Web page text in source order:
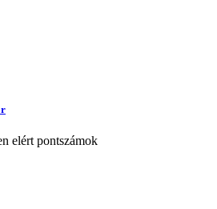
elért pontszámok